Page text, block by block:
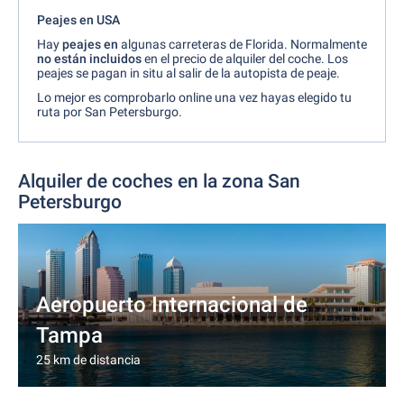
Peajes en USA
Haypeajes en algunas carreteras de Florida. Normalmente
no están incluidosen el precio de alquiler del coche. Los
peajes se pagan in situ al salir de la autopista de peaje.
Lo mejor es comprobarlo online una vez hayas elegido tu
ruta por San Petersburgo.
Alquiler de coches en la zona San
Petersburgo
Aeropuerto Internacional de
Tampa
25 km de distancia